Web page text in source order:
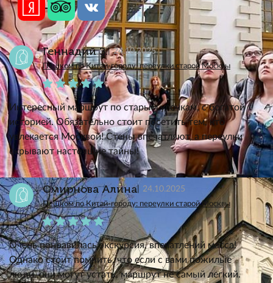
Геннадий З. 24.10.2025
Пешком по Китай-городу: переулки старой Москвы
Интересный маршрут по старым улочкам, с богатой
историей. Обязательно стоит посетить тем, кто
увлекается Москвой! Стены впечатляют, а переулки
скрывают настоящие тайны!
Смирнова Алина 24.10.2025
Пешком по Китай-городу: переулки старой Москвы
Очень понравилась экскурсия, впечатлений масса!
Однако стоит помнить, что если с вами пожилые
люди, они могут устать, маршрут не самый легкий.